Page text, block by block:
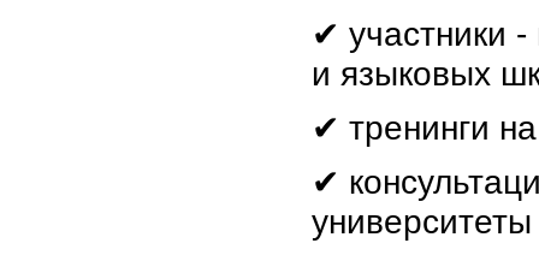
✔ участники
и языковых
✔ тренинги
✔